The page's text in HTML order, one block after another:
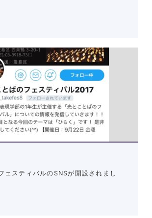
ェスティバルのSNSが開設されまし